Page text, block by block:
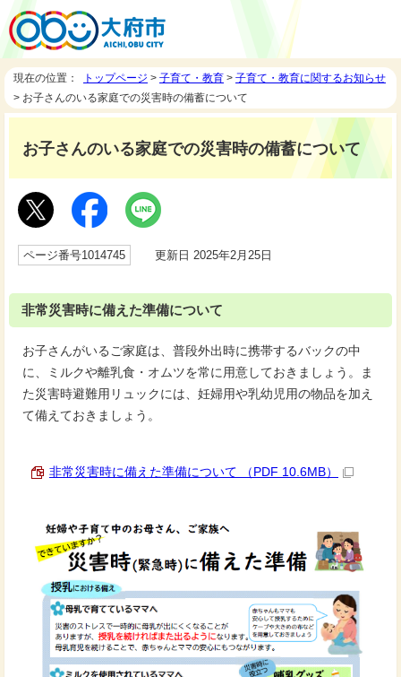
現在の位置： トップページ > 子育て・教育 > 子育て・教育に関するお知らせ
> お子さんのいる家庭での災害時の備蓄について
お子さんのいる家庭での災害時の備蓄について
ページ番号1014745 更新日 2025年2月25日
非常災害時に備えた準備について
お子さんがいるご家庭は、普段外出時に携帯するバックの中
に、ミルクや離乳食・オムツを常に用意しておきましょう。ま
た災害時避難用リュックには、妊婦用や乳幼児用の物品を加え
て備えておきましょう。
非常災害時に備えた準備について （PDF 10.6MB）